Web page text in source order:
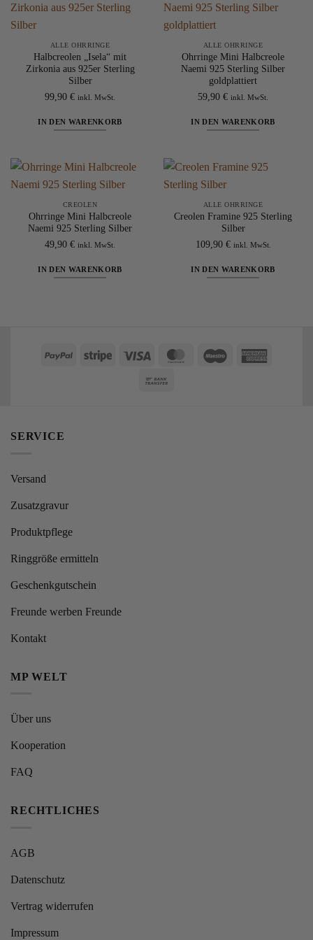
mehrere
Die
Optionen
können
auf
Produktseite
ALLE OHRRINGE
Halbcreolen „Isela“ mit
Zirkonia aus 925er Sterling
Silber
99,90 € inkl. MwSt.
IN DEN WARENKORB
ALLE OHRRINGE
Ohrringe Mini Halbcreole
Naemi 925 Sterling Silber
goldplattiert
59,90 € inkl. MwSt.
IN DEN WARENKORB
CREOLEN
Ohrringe Mini Halbcreole
Naemi 925 Sterling Silber
49,90 € inkl. MwSt.
IN DEN WARENKORB
ALLE OHRRINGE
Creolen Framine 925 Sterling
Silber
109,90 € inkl. MwSt.
IN DEN WARENKORB
PayPal Stripe Visa MasterCardMaestro
SERVICE
Versand
Zusatzgravur
Produktpflege
Ringgröße ermitteln
Geschenkgutschein
Freunde werben Freunde
Kontakt
MP WELT
Über uns
Kooperation
FAQ
RECHTLICHES
AGB
Datenschutz
Vertrag widerrufen
Impressum